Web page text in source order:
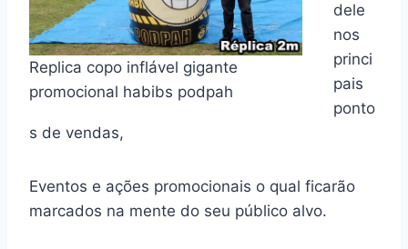
Replica copo inflável gigante
promocional habibs podpah
dele
nos
princi
pais
ponto
s de vendas,
Eventos e ações promocionais o qual ficarão
marcados na mente do seu público alvo.